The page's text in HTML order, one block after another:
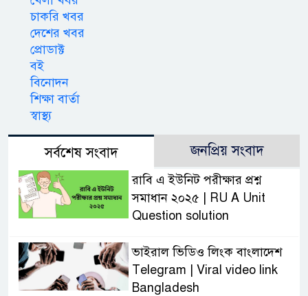
চাকরি খবর
দেশের খবর
প্রোডাক্ট
বই
বিনোদন
শিক্ষা বার্তা
স্বাস্থ্য
সর্বশেষ সংবাদ জনপ্রিয় সংবাদ
রাবি এ ইউনিট পরীক্ষার প্রশ্ন
সমাধান ২০২৫ | RU A Unit
Question solution
ভাইরাল ভিডিও লিংক বাংলাদেশ
Telegram | Viral video link
Bangladesh